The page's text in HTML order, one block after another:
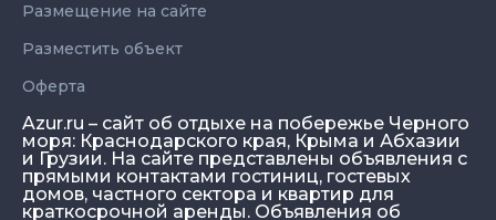
Azur.ru – сайт об отдыхе на побережье Черного
моря: Краснодарского края, Крыма и Абхазии
и Грузии. На сайте представлены объявления с
прямыми контактами гостиниц, гостевых
домов, частного сектора и квартир для
краткосрочной аренды. Объявления об
Размещение на сайте
Разместить объект
Оферта